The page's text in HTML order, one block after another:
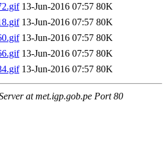
13-Jun-2016 07:57 80K
13-Jun-2016 07:57 80K
13-Jun-2016 07:57 80K
13-Jun-2016 07:57 80K
13-Jun-2016 07:57 80K
at met.igp.gob.pe Port 80